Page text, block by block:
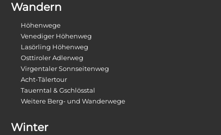
Wandern
Höhenwege
Venediger Höhenweg
Lasörling Höhenweg
Osttiroler Adlerweg
Virgentaler Sonnseitenweg
Acht-Tälertour
Tauerntal & Gschlösstal
Weitere Berg- und Wanderwege
Winter